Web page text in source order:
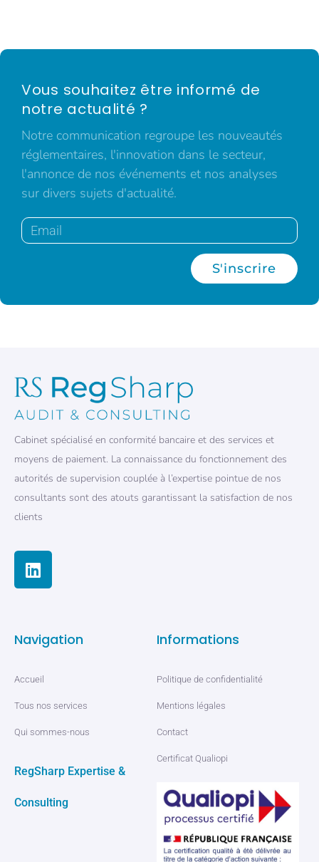
Vous souhaitez être informé de
notre actualité ?
Notre communication regroupe les nouveautés
réglementaires, l'innovation dans le secteur,
l'annonce de nos événements et nos analyses
sur divers sujets d'actualité.
S'inscrire
Cabinet spécialisé en conformité bancaire et des services et
moyens de paiement. La connaissance du fonctionnement des
autorités de supervision couplée à l’expertise pointue de nos
consultants sont des atouts garantissant la satisfaction de nos
clients
Navigation
Accueil
Tous nos services
Qui sommes-nous
RegSharp Expertise &
Consulting
Informations
Politique de confidentialité
Mentions légales
Contact
Certificat Qualiopi